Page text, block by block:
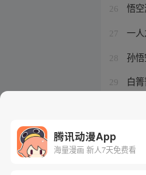
26 悟
27 一
28 孙
29 白
腾讯动漫App
海量漫画 新人7天免费看